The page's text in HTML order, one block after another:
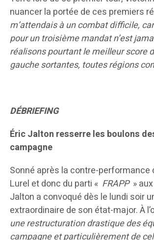
nuancer la portée de ces premiers
m’attendais à un combat difficile,
pour un troisième mandat n’est
réalisons pourtant le meilleur score
gauche sortantes, toutes régions
DÉBRIEFING
Éric Jalton resserre les boulons
campagne
Sonné après la contre-performance
Lurel et donc du parti « FRAPP» aux
Jalton a convoqué dès le lundi soir
extraordinaire de son état-major. À
une restructuration drastique des
campagne et particulièrement de